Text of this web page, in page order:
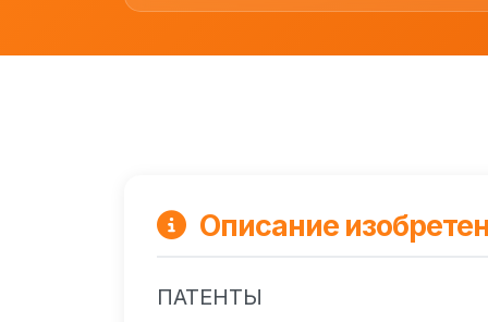
Описание
ПАТЕНТЫ